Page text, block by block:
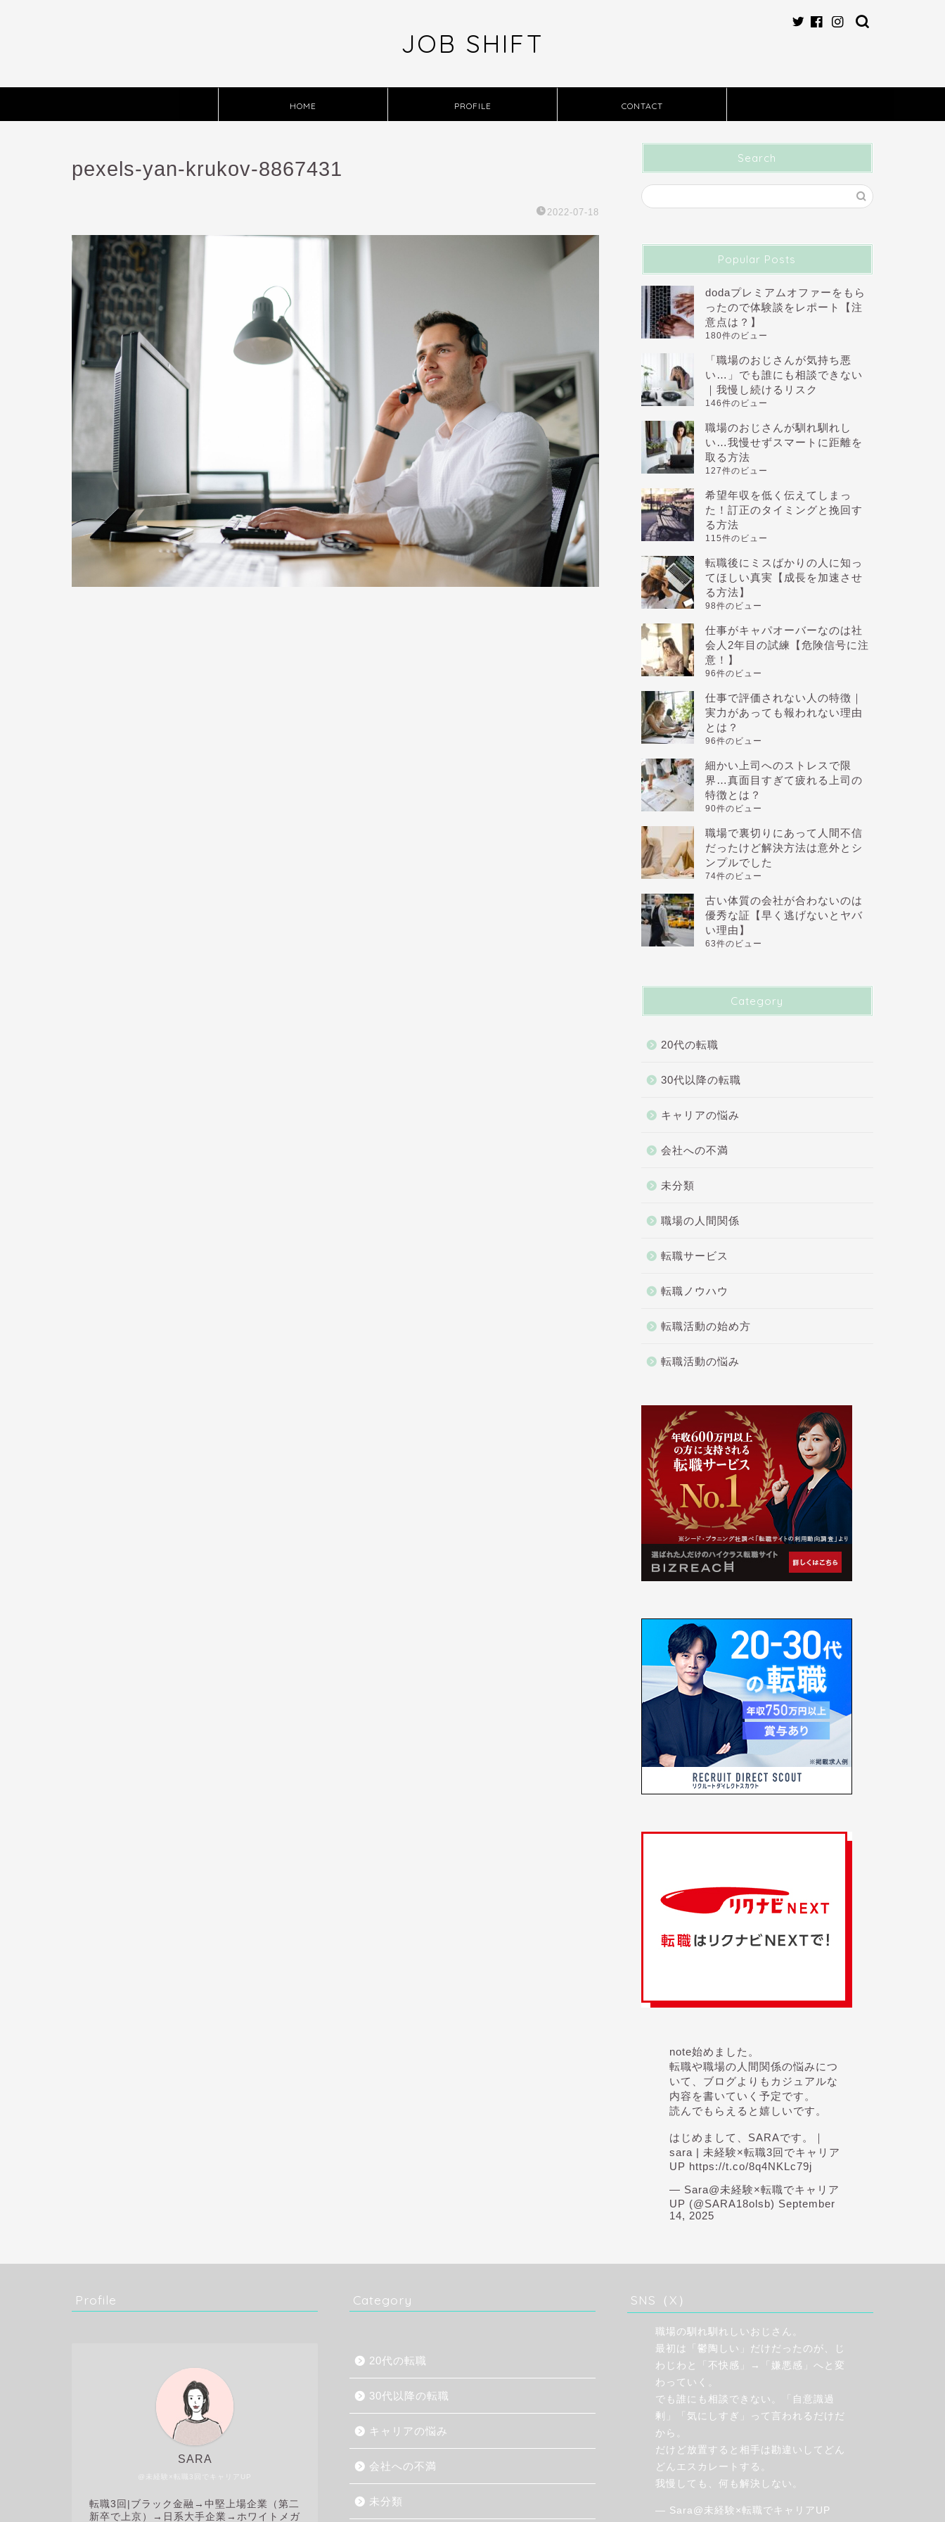
JOB SHIFT
HOME PROFILE CONTACT
pexels-yan-krukov-8867431
2022-07-18
Search
Popular Posts
dodaプレミアムオファーをもら
ったので体験談をレポート【注
意点は？】
180件のビュー
「職場のおじさんが気持ち悪
い…」でも誰にも相談できない
｜我慢し続けるリスク
146件のビュー
職場のおじさんが馴れ馴れし
い…我慢せずスマートに距離を
取る方法
127件のビュー
希望年収を低く伝えてしまっ
た！訂正のタイミングと挽回す
る方法
115件のビュー
転職後にミスばかりの人に知っ
てほしい真実【成長を加速させ
る方法】
98件のビュー
仕事がキャパオーバーなのは社
会人2年目の試練【危険信号に注
意！】
96件のビュー
仕事で評価されない人の特徴｜
実力があっても報われない理由
とは？
96件のビュー
細かい上司へのストレスで限
界…真面目すぎて疲れる上司の
特徴とは？
90件のビュー
職場で裏切りにあって人間不信
だったけど解決方法は意外とシ
ンプルでした
74件のビュー
古い体質の会社が合わないのは
優秀な証【早く逃げないとヤバ
い理由】
63件のビュー
Category
20代の転職
30代以降の転職
キャリアの悩み
会社への不満
未分類
職場の人間関係
転職サービス
転職ノウハウ
転職活動の始め方
転職活動の悩み
note始めました。
転職や職場の人間関係の悩みにつ
いて、ブログよりもカジュアルな
内容を書いていく予定です。
読んでもらえると嬉しいです。
はじめまして、SARAです。｜
sara | 未経験×転職3回でキャリア
UP https://t.co/8q4NKLc79j
— Sara@未経験×転職でキャリア
UP (@SARA18olsb) September
14, 2025
Profile
@未経験×転職3回でキャリアUP
SARA
転職3回| ブラック金融→中堅上場企業（第二
新卒で上京）→日系大手企業→ホワイトメガ
Category
20代の転職
30代以降の転職
キャリアの悩み
会社への不満
未分類
SNS（X）
職場の馴れ馴れしいおじさん。
最初は「鬱陶しい」だけだったのが、じ
わじわと「不快感」→「嫌悪感」へと変
わっていく。
でも誰にも相談できない。「自意識過
剰」「気にしすぎ」って言われるだけだ
から。
だけど放置すると相手は勘違いしてどん
どんエスカレートする。
我慢しても、何も解決しない。
— Sara@未経験×転職でキャリアUP